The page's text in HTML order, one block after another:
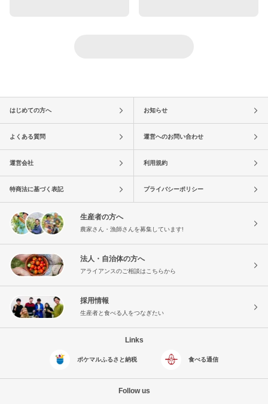
はじめての方へ お知らせ
よくある質問 運営へのお問い合わせ
運営会社 利用規約
特商法に基づく表記 プライバシーポリシー
生産者の方へ
農家さん・漁師さんを募集しています!
法人・自治体の方へ
アライアンスのご相談はこちらから
採用情報
生産者と食べる人をつなぎたい
Links
ポケマルふるさと納税 食べる通信
Follow us